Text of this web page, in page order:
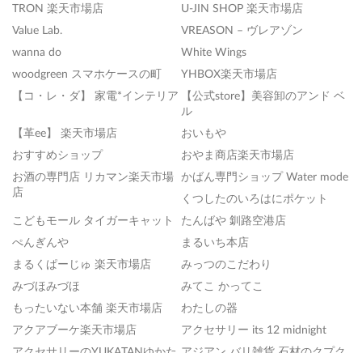
TRON 楽天市場店
U-JIN SHOP 楽天市場店
Value Lab.
VREASON – ヴレアゾン
wanna do
White Wings
woodgreen スマホケースの町
YHBOX楽天市場店
【コ・レ・ダ】 家電*インテリア
【公式store】美容卸のアンド ベ
ル
【革ee】 楽天市場店
おいもや
おすすめショップ
おやま商店楽天市場店
お酒の専門店 リカマン楽天市場
店
かばん専門ショップ Water mode
くつしたのいろはにポケット
こどもモール タイガーキャット
たんばや 釧路空港店
ぺんぎんや
まるいち本店
まるくぱーじゅ 楽天市場店
みっつのこだわり
みづほみづほ
みてこ かってこ
もったいない本舗 楽天市場店
わたしの器
アクアブーケ楽天市場店
アクセサリー its 12 midnight